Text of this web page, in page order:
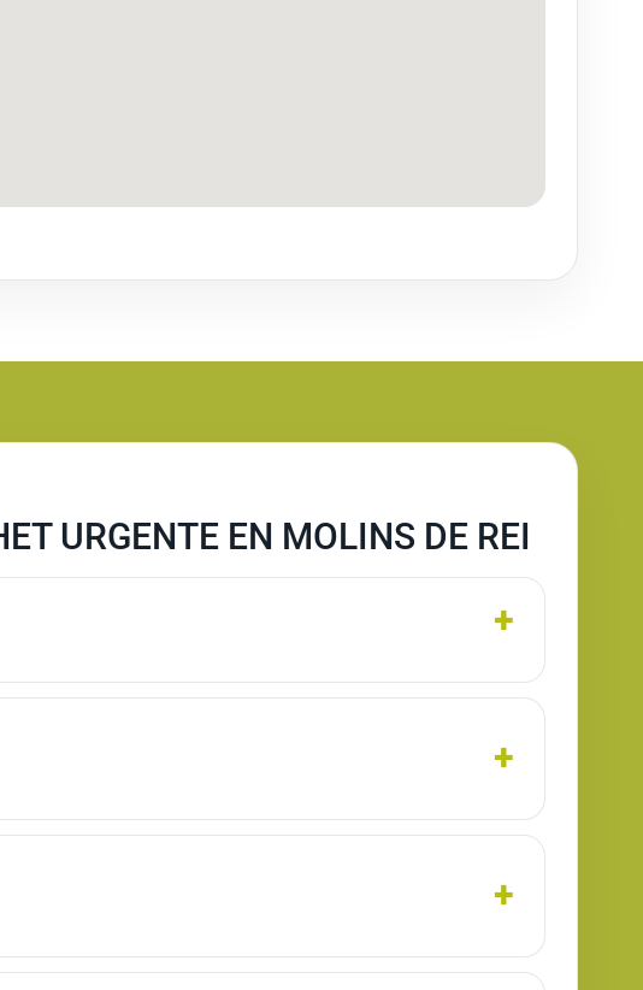
URGENTE EN MOLINS DE REI